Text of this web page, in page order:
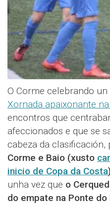
O Corme celebrando
Xornada apaixonante
encontros que
afeccionados e que se
cabeza da
Corme e Baio (xusto
inicio de Copa da Costa
unha vez que o
do empate na Ponte